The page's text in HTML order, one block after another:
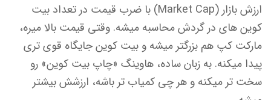
ارزش بازار (Market Cap) با ضرب قیمت در تعداد بیت
کوین های در گردش محاسبه میشه. وقتی قیمت بالا میره،
مارکت کپ هم بزرگتر میشه و بیت کوین جایگاه قوی تری
پیدا میکنه. به زبان ساده، هاوینگ «چاپ بیت کوین» رو
سخت تر میکنه و هر چی کمیاب تر باشه، ارزشش بیشتر